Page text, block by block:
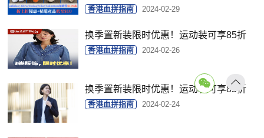
香港血拼指南 2024-02-29
换季置新装限时优惠！运动装可享85折
香港血拼指南 2024-02-26
换季置新装限时优惠！运动装可享85折
香港血拼指南 2024-02-24
返回